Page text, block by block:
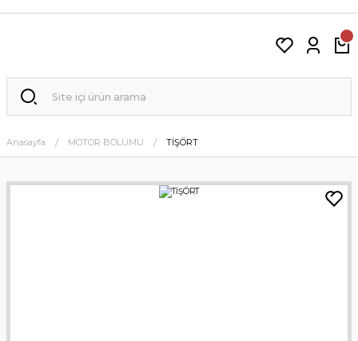
Anasayfa MOTOR BÖLÜMÜ TİŞÖRT